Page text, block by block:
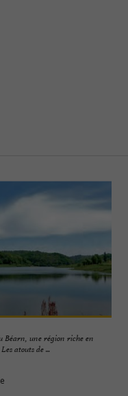
Béarn, une région riche en
atouts de ...